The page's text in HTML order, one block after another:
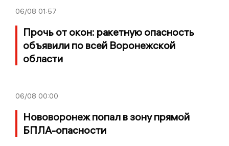
06/08 01:57
Прочь от окон: ракетную опасность
объявили по всей Воронежской
области
06/08 00:00
Нововоронеж попал в зону прямой
БПЛА-опасности